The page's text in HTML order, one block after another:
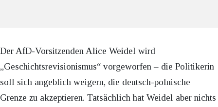
Der AfD-Vorsitzenden Alice Weidel wird
„Geschichtsrevisionismus“ vorgeworfen – die Politikerin
soll sich angeblich weigern, die deutsch-polnische
Grenze zu akzeptieren. Tatsächlich hat Weidel aber nichts